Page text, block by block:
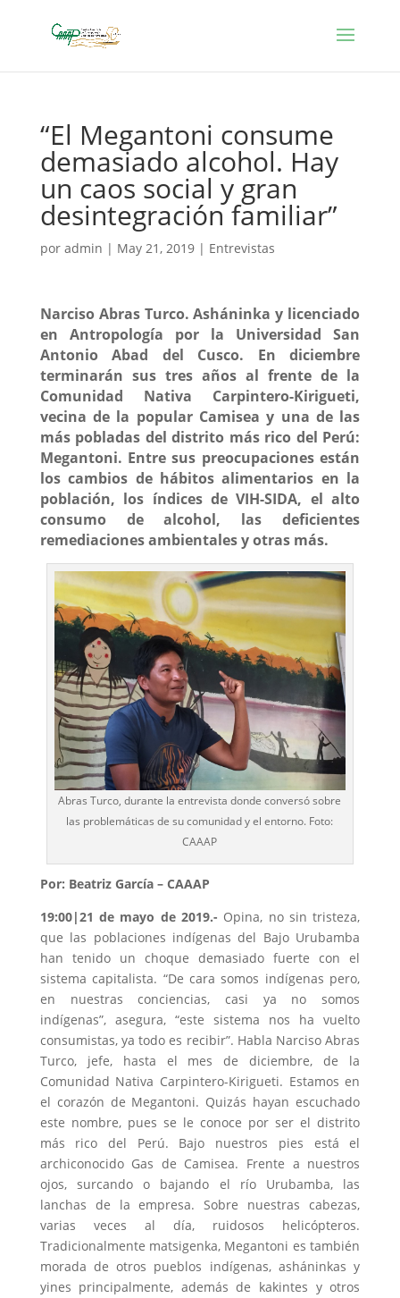
“El Megantoni consume
demasiado alcohol. Hay
un caos social y gran
desintegración familiar”
por admin | May 21, 2019| Entrevistas
Narciso Abras Turco. Asháninka y licenciado
en Antropología por la Universidad San
Antonio Abad del Cusco. En diciembre
terminarán sus tres años al frente de la
Comunidad Nativa Carpintero-Kirigueti,
vecina de la popular Camisea y una de las
más pobladas del distrito más rico del Perú:
Megantoni. Entre sus preocupaciones están
los cambios de hábitos alimentarios en la
población, los índices de VIH-SIDA, el alto
consumo de alcohol, las deficientes
remediaciones ambientales y otras más.
Abras Turco, durante la entrevista donde conversó sobre
las problemáticas de su comunidad y el entorno. Foto:
CAAAP
Por: Beatriz García – CAAAP
19:00|21 de mayo de 2019.- Opina, no sin tristeza,
que las poblaciones indígenas del Bajo Urubamba
han tenido un choque demasiado fuerte con el
sistema capitalista. “De cara somos indígenas pero,
en nuestras conciencias, casi ya no somos
indígenas”, asegura, “este sistema nos ha vuelto
consumistas, ya todo es recibir”. Habla Narciso Abras
Turco, jefe, hasta el mes de diciembre, de la
Comunidad Nativa Carpintero-Kirigueti. Estamos en
el corazón de Megantoni. Quizás hayan escuchado
este nombre, pues se le conoce por ser el distrito
más rico del Perú. Bajo nuestros pies está el
archiconocido Gas de Camisea. Frente a nuestros
ojos, surcando o bajando el río Urubamba, las
lanchas de la empresa. Sobre nuestras cabezas,
varias veces al día, ruidosos helicópteros.
Tradicionalmente matsigenka, Megantoni es también
morada de otros pueblos indígenas, asháninkas y
yines principalmente, además de kakintes y otros